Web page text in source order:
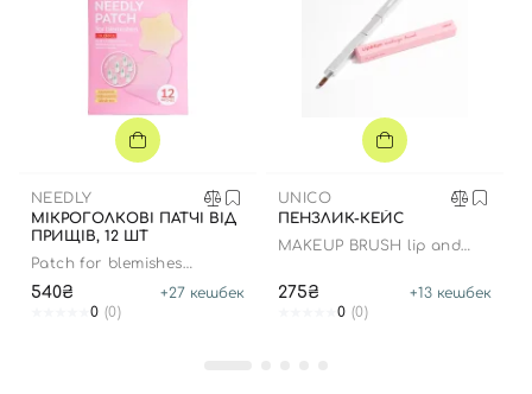
NEEDLY
МІКРОГОЛКОВІ ПАТЧІ ВІД
ПРИЩІВ, 12 ШТ
Patch for blemishes
540₴ +27 кешбек
0 (0)
UNICO
ПЕНЗЛИК-КЕЙС
MAKEUP BRUSH lip and
275₴ +13 кешбек
0 (0)
Вхід Реєстрація
Номер телефону
Відправляючи форму для авторизації/реєстрації ви
приймаєте умови